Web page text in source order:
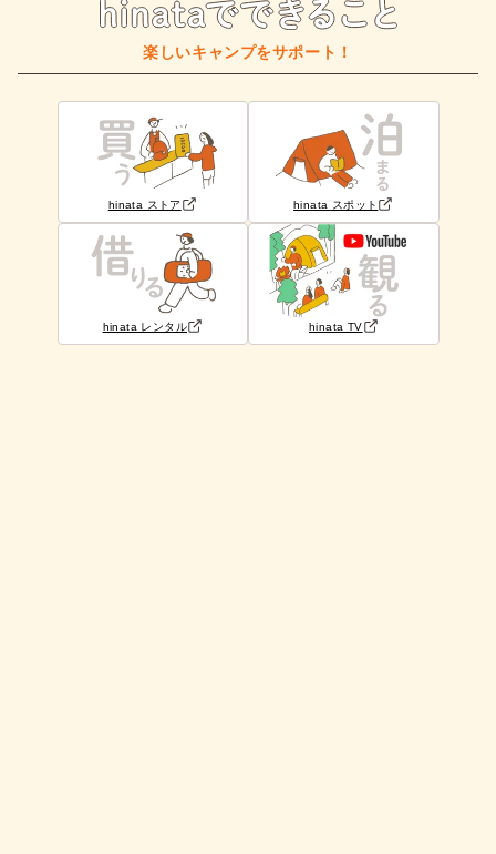
楽しいキャンプをサポート！
hinata ストア hinata スポット
hinata レンタル hinata TV